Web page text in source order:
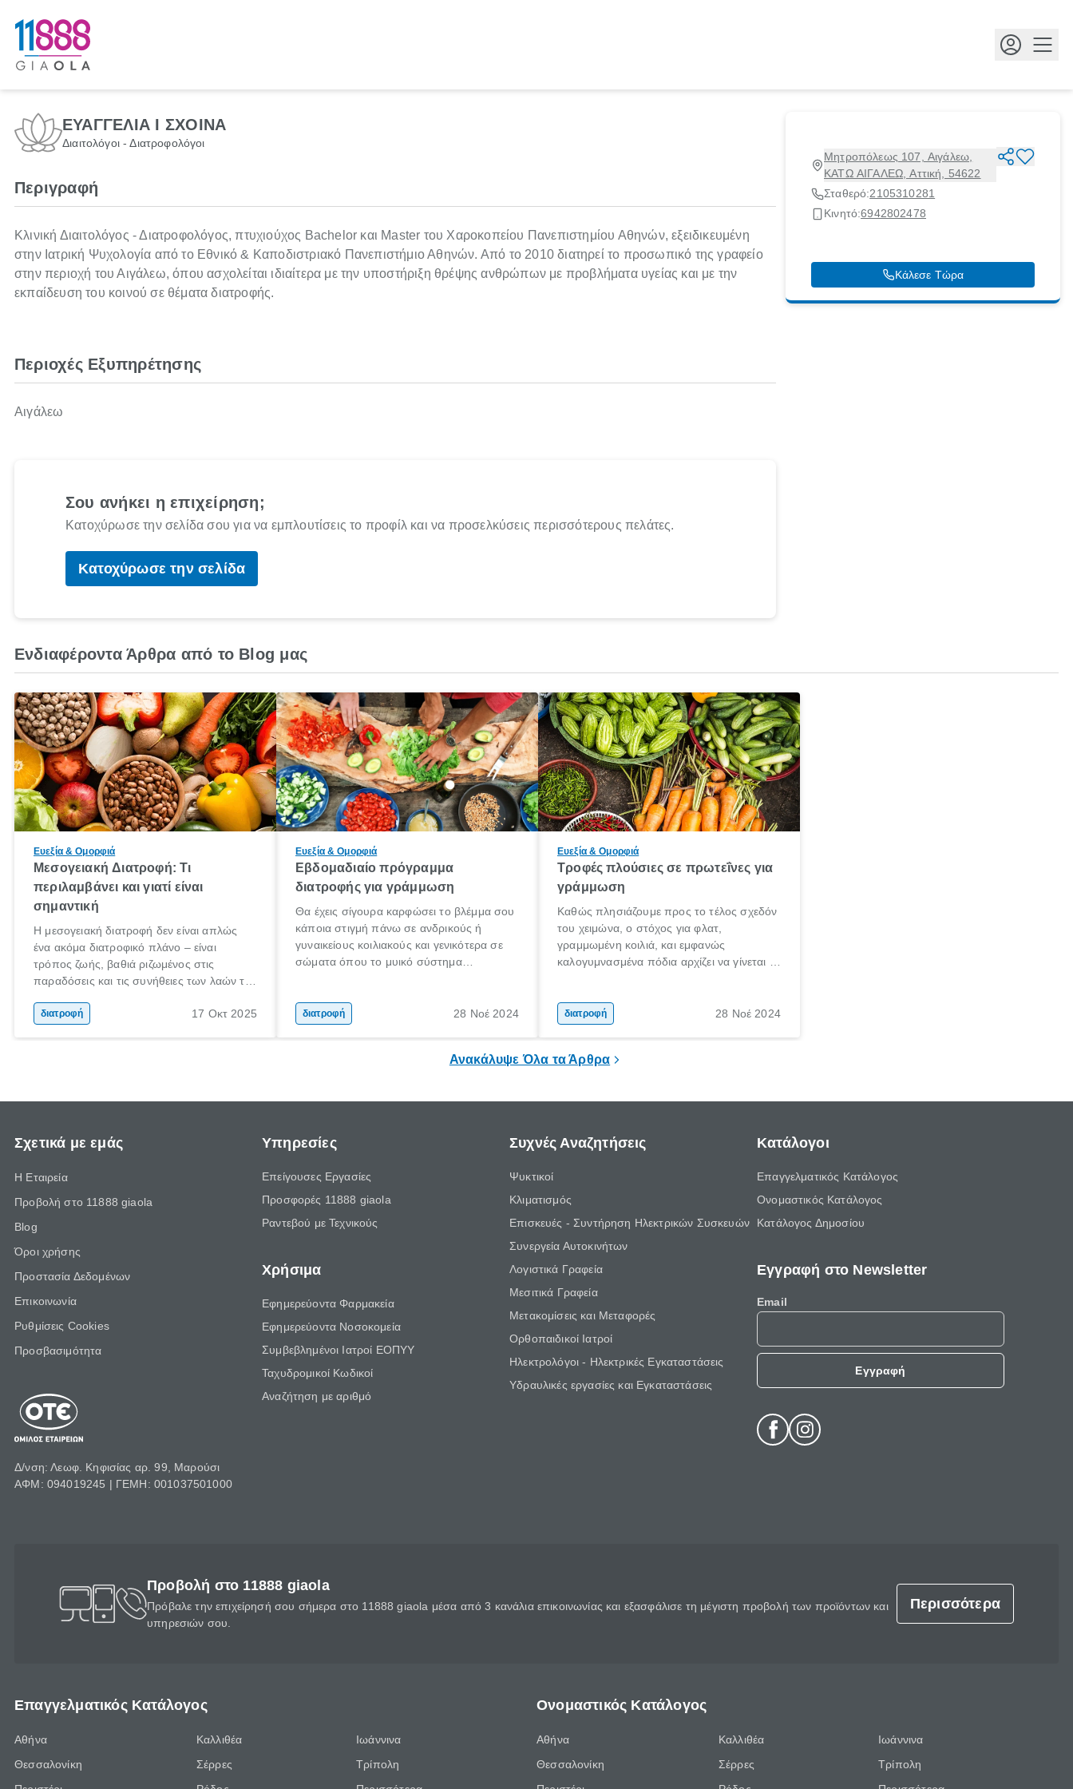
ΕΥΑΓΓΕΛΙΑ Ι ΣΧΟΙΝΑ
Διαιτολόγοι - Διατροφολόγοι
Μητροπόλεως 107, Αιγάλεω,
ΚΑΤΩ ΑΙΓΑΛΕΩ, Αττική, 54622
Σταθερό:2105310281
Κινητό:6942802478
Κάλεσε Τώρα
Περιγραφή
Κλινική Διαιτολόγος - Διατροφολόγος, πτυχιούχος Bachelor και Master του Χαροκοπείου Πανεπιστημίου Αθηνών, εξειδικευμένη
στην Ιατρική Ψυχολογία από το Εθνικό & Καποδιστριακό Πανεπιστήμιο Αθηνών. Από το 2010 διατηρεί το προσωπικό της γραφείο
στην περιοχή του Αιγάλεω, όπου ασχολείται ιδιαίτερα με την υποστήριξη θρέψης ανθρώπων με προβλήματα υγείας και με την
εκπαίδευση του κοινού σε θέματα διατροφής.
Περιοχές Εξυπηρέτησης
Αιγάλεω
Σου ανήκει η επιχείρηση;
Κατοχύρωσε την σελίδα σου για να εμπλουτίσεις το προφίλ και να προσελκύσεις περισσότερους πελάτες.
Κατοχύρωσε την σελίδα
Ενδιαφέροντα Άρθρα από το Blog μας
Ευεξία & Ομορφιά
Μεσογειακή Διατροφή: Τι
περιλαμβάνει και γιατί είναι
σημαντική
Η μεσογειακή διατροφή δεν είναι απλώς
ένα ακόμα διατροφικό πλάνο – είναι
τρόπος ζωής, βαθιά ριζωμένος στις
παραδόσεις και τις συνήθειες των λαών της
και ανεπεξέργαστα υλικά, αυτή η διατροφή
διατροφή 17 Οκτ 2025
Ευεξία & Ομορφιά
Εβδομαδιαίο πρόγραμμα
διατροφής για γράμμωση
Θα έχεις σίγουρα καρφώσει το βλέμμα σου
κάποια στιγμή πάνω σε ανδρικούς ή
γυναικείους κοιλιακούς και γενικότερα σε
σώματα όπου το μυικό σύστημα
διατροφή 28 Νοέ 2024
Ευεξία & Ομορφιά
Τροφές πλούσιες σε πρωτεΐνες για
γράμμωση
Καθώς πλησιάζουμε προς το τέλος σχεδόν
του χειμώνα, ο στόχος για φλατ,
γραμμωμένη κοιλιά, και εμφανώς
καλογυμνασμένα πόδια αρχίζει να γίνεται η
γιατί δεν έβλεπες το 100% του στόχου σου
στον καθρέφτη, όπως τώρα ήρθε η ώρα
διατροφή 28 Νοέ 2024
Ανακάλυψε Όλα τα Άρθρα
Σχετικά με εμάς
Η Εταιρεία
Προβολή στο 11888 giaola
Blog
Όροι χρήσης
Προστασία Δεδομένων
Επικοινωνία
Ρυθμίσεις Cookies
Προσβασιμότητα
Δ/νση: Λεωφ. Κηφισίας αρ. 99, Μαρούσι
ΑΦΜ: 094019245 | ΓΕΜΗ: 001037501000
Υπηρεσίες
Επείγουσες Εργασίες
Προσφορές 11888 giaola
Ραντεβού με Τεχνικούς
Χρήσιμα
Εφημερεύοντα Φαρμακεία
Εφημερεύοντα Νοσοκομεία
Συμβεβλημένοι Ιατροί ΕΟΠΥΥ
Ταχυδρομικοί Κωδικοί
Αναζήτηση με αριθμό
Συχνές Αναζητήσεις
Ψυκτικοί
Κλιματισμός
Επισκευές - Συντήρηση Ηλεκτρικών Συσκευών
Συνεργεία Αυτοκινήτων
Λογιστικά Γραφεία
Μεσιτικά Γραφεία
Μετακομίσεις και Μεταφορές
Ορθοπαιδικοί Ιατροί
Ηλεκτρολόγοι - Ηλεκτρικές Εγκαταστάσεις
Υδραυλικές εργασίες και Εγκαταστάσεις
Κατάλογοι
Επαγγελματικός Κατάλογος
Ονομαστικός Κατάλογος
Κατάλογος Δημοσίου
Εγγραφή στο Newsletter
Email
Εγγραφή
Προβολή στο 11888 giaola
Πρόβαλε την επιχείρησή σου σήμερα στο 11888 giaola μέσα από 3 κανάλια επικοινωνίας και εξασφάλισε τη μέγιστη προβολή των προϊόντων και
υπηρεσιών σου.
Περισσότερα
Επαγγελματικός Κατάλογος
Αθήνα
Θεσσαλονίκη
Καλλιθέα
Σέρρες
Ιωάννινα
Τρίπολη
Ονομαστικός Κατάλογος
Αθήνα
Θεσσαλονίκη
Καλλιθέα
Σέρρες
Ιωάννινα
Τρίπολη